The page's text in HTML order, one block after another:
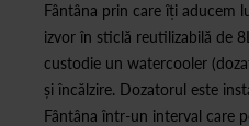
Fântâna prin care îți aducem
izvor în sticlă reutilizabilă de
custodie un watercooler
și încălzire. Dozatorul este
Fântâna într-un interval care